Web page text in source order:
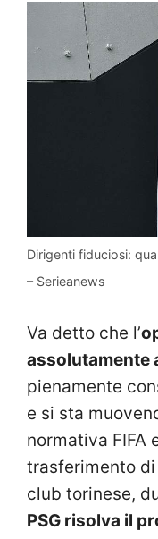
Dirigenti fiduciosi:
– Serieanews
Va detto che l’
assolutamente
pienamente
e si sta
normativa FIFA
trasferimento di
club torinese,
PSG risolva il